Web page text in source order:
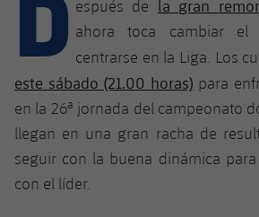
plusicon
más
Instalaciones
Spotify Camp Nou
SUB13
SUB12
SUB11 B
SUB13 B
SUB12 C
SUB11 C
Gameday Shows
Resultados
Clasificación
Base
Barça Atlètic
Junior
Cadete A
Cadete B
Campus Verano
Primer Equipo
plusicon
más
Actualidad
Calendario
Barça Atlètic
plusicon
más
espués de la gran
ahora toca cambiar
centrarse en la Liga. Los
este sábado (21.00 horas) para
en la 26ª jornada del campeonato
llegan en una gran racha de
seguir con la buena dinámica
con el líder.